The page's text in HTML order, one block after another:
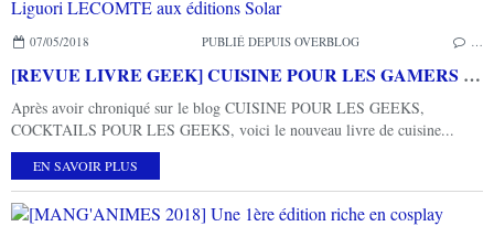
07/05/2018 PUBLIÉ DEPUIS OVERBLOG
[REVUE LIVRE GEEK] CUISINE POUR LES GAMERS de Liguori LECOMTE aux éditions Solar
Après avoir chroniqué sur le blog CUISINE POUR LES GEEKS,
COCKTAILS POUR LES GEEKS, voici le nouveau livre de cuisine...
EN SAVOIR PLUS